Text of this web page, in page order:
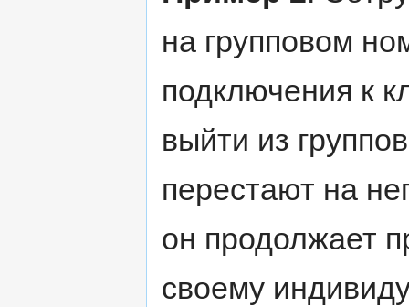
на групповом
подключения к
выйти из
перестают на
он продолжает
своему